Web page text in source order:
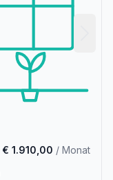
€ 1.910,00 / Monat